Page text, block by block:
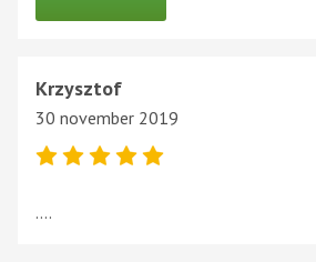
Krzysztof
30 november 2019
….